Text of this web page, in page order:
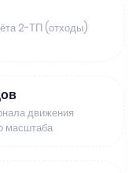
2-ТП (отходы)
движения
масштаба